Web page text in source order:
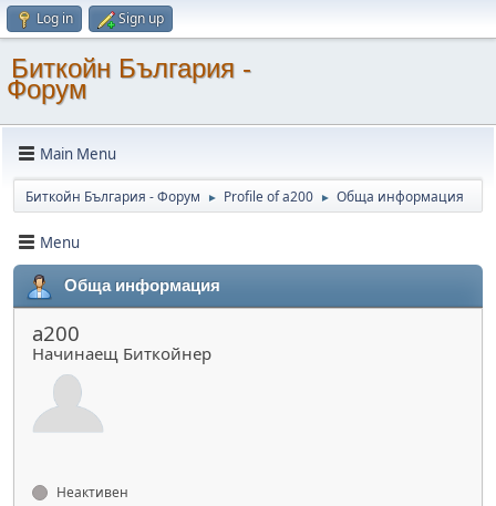
Log in Sign up
Биткойн България -
Форум
Main Menu
Биткойн България - Форум ► Profile of a200 ► Обща информация
Menu
Обща информация
a200
Начинаещ Биткойнер
Неактивен